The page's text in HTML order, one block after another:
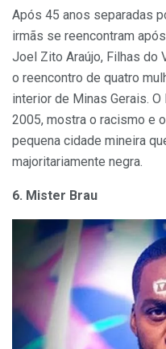
Após 45 anos separadas
irmãs se reencontram
Joel Zito Araújo, Filhas do
o reencontro de quatro
interior de Minas Gerais.
2005, mostra o racismo e
pequena cidade mineira
majoritariamente negra.
6. Mister Brau